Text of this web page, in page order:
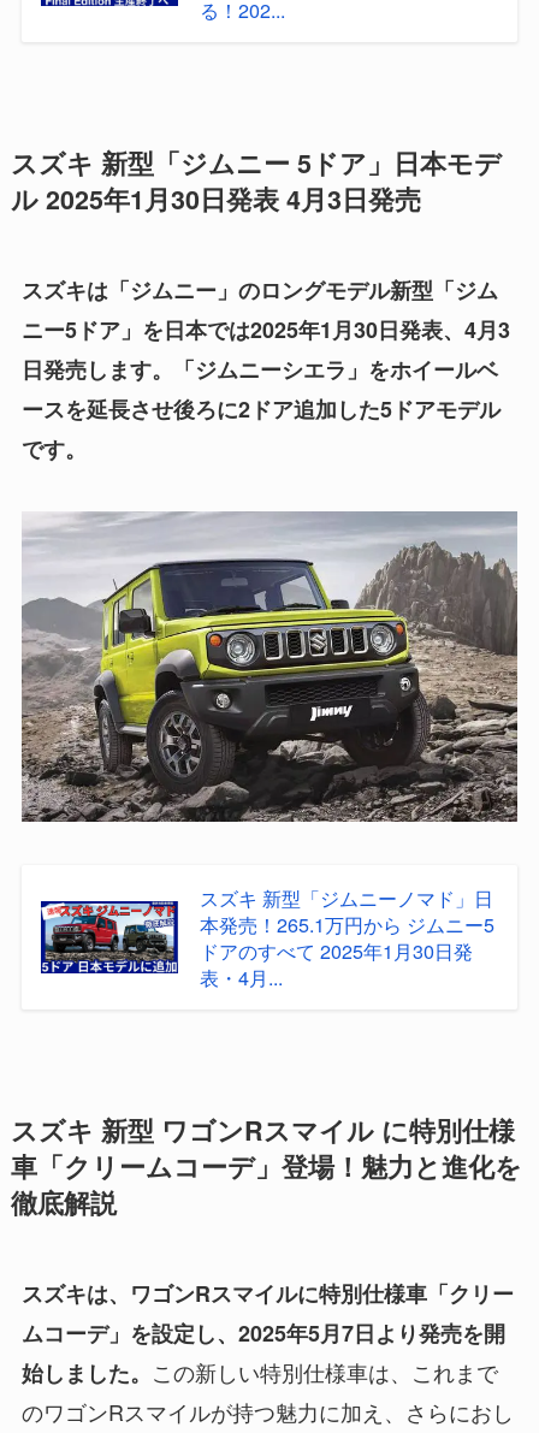
る！202...
スズキ 新型「ジムニー 5ドア」日本モデ
ル 2025年1月30日発表 4月3日発売
スズキは「ジムニー」のロングモデル新型「ジム
ニー5ドア」を日本では2025年1月30日発表、4月3
日発売します。「ジムニーシエラ」をホイールベ
ースを延長させ後ろに2ドア追加した5ドアモデル
です。
スズキ 新型「ジムニーノマド」日
本発売！265.1万円から ジムニー5
ドアのすべて 2025年1月30日発
表・4月...
スズキ 新型 ワゴンRスマイル に特別仕様
車「クリームコーデ」登場！魅力と進化を
徹底解説
スズキは、ワゴンRスマイルに特別仕様車「クリー
ムコーデ」を設定し、2025年5月7日より発売を開
始しました。 この新しい特別仕様車は、これまで
のワゴンRスマイルが持つ魅力に加え、さらにおし